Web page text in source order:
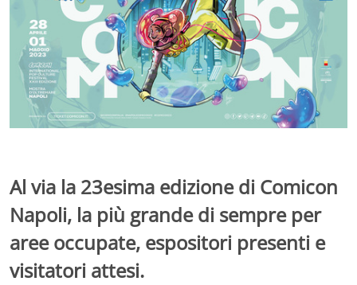
Al via la 23esima edizione di Comicon
Napoli, la più grande di sempre per
aree occupate, espositori presenti e
visitatori attesi.